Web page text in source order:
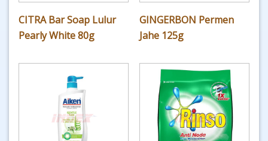
CITRA Bar Soap Lulur
Pearly White 80g
GINGERBON Permen
Jahe 125g